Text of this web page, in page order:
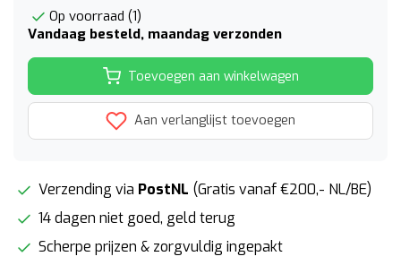
Op voorraad (1)
Vandaag besteld, maandag verzonden
Toevoegen aan winkelwagen
Aan verlanglijst toevoegen
Verzending via PostNL (Gratis vanaf €200,- NL/BE)
14 dagen niet goed, geld terug
Scherpe prijzen & zorgvuldig ingepakt